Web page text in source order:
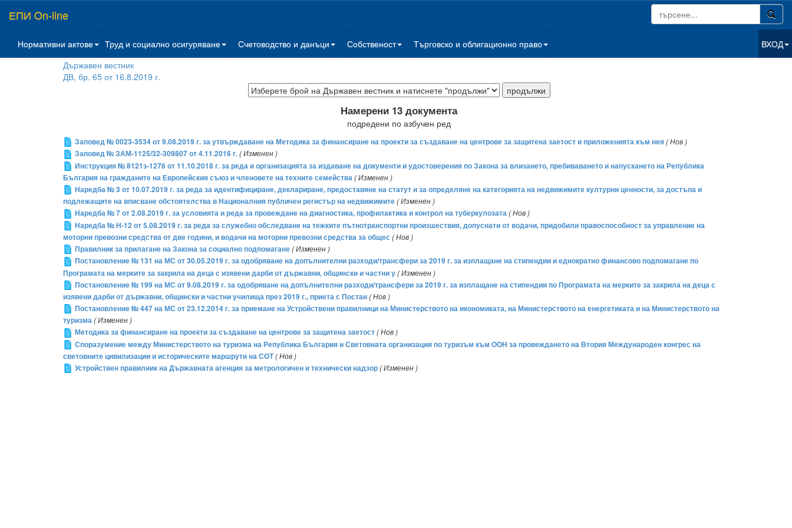
ЕПИ On-line
Нормативни актове Труд и социално осигуряване Счетоводство и данъци Собственост Търговско и облигационно право
ВХОД
Държавен вестник
ДВ, бр. 65 от 16.8.2019 г.
Намерени 13 документа
подредени по азбучен ред
Заповед № 0023-3534 от 9.08.2019 г. за утвърждаване на Методика за финансиране на проекти за създаване на центрове за защитена заетост и приложенията към нея( Нов )
Заповед № ЗАМ-1125/32-309807 от 4.11.2016 г.( Изменен )
Инструкция № 8121з-1276 от 11.10.2018 г. за реда и организацията за издаване на документи и удостоверения по Закона за влизането, пребиваването и напускането на Република
България на гражданите на Европейския съюз и членовете на техните семейства( Изменен )
Наредба № 3 от 10.07.2019 г. за реда за идентифициране, деклариране, предоставяне на статут и за определяне на категорията на недвижимите културни ценности, за достъпа и
подлежащите на вписване обстоятелства в Националния публичен регистър на недвижимите( Изменен )
Наредба № 7 от 2.08.2019 г. за условията и реда за провеждане на диагностика, профилактика и контрол на туберкулозата( Нов )
Наредба № Н-12 от 5.08.2019 г. за реда за служебно обследване на тежките пътнотранспортни произшествия, допуснати от водачи, придобили правоспособност за управление на
моторни превозни средства от две години, и водачи на моторни превозни средства за общес( Нов )
Правилник за прилагане на Закона за социално подпомагане( Изменен )
Постановление № 131 на МС от 30.05.2019 г. за одобряване на допълнителни разходи/трансфери за 2019 г. за изплащане на стипендии и еднократно финансово подпомагане по
Програмата на мерките за закрила на деца с изявени дарби от държавни, общински и частни у( Изменен )
Постановление № 199 на МС от 9.08.2019 г. за одобряване на допълнителни разходи/трансфери за 2019 г. за изплащане на стипендии по Програмата на мерките за закрила на деца с
изявени дарби от държавни, общински и частни училища през 2019 г., приета с Постан( Нов )
Постановление № 447 на МС от 23.12.2014 г. за приемане на Устройствени правилници на Министерството на икономиката, на Министерството на енергетиката и на Министерството на
туризма( Изменен )
Методика за финансиране на проекти за създаване на центрове за защитена заетост( Нов )
Споразумение между Министерството на туризма на Република България и Световната организация по туризъм към ООН за провеждането на Втория Международен конгрес на
световните цивилизации и историческите маршрути на СОТ( Нов )
Устройствен правилник на Държавната агенция за метрологичен и технически надзор( Изменен )